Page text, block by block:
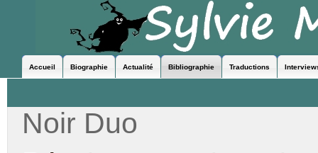
Accueil Biographie Actualité Bibliographie Traductions
Noir Duo